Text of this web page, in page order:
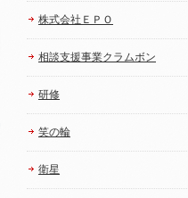
株式会社ＥＰＯ
相談支援事業クラムボン
研修
笑の輪
衛星